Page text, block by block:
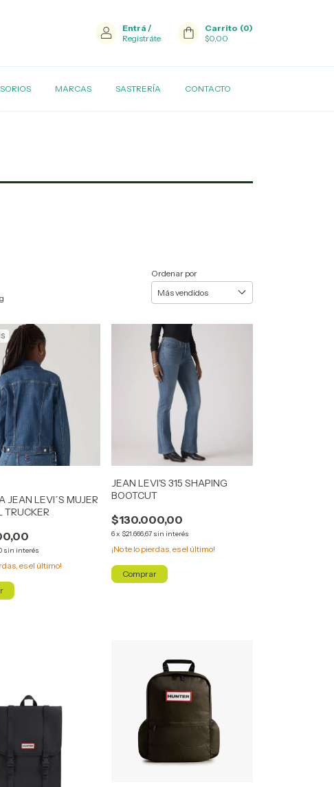
Entrá /
Registráte
Carrito (0)
$0,00
MARCAS SASTRERÍA CONTACTO
Ordenar por
JEAN LEVI´S MUJER
TRUCKER
sin interés
es el último!
JEAN LEVI'S 315 SHAPING
BOOTCUT
$130.000,00
6x $21.666,67 sin interés
¡No te lo pierdas, es el último!
Comprar